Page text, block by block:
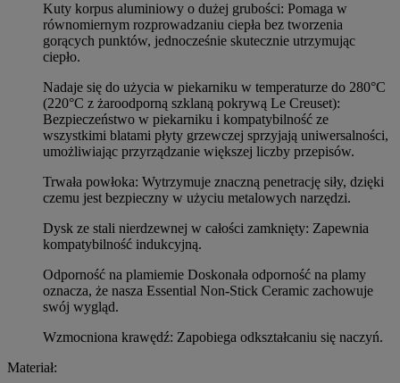
Kuty korpus aluminiowy o dużej grubości: Pomaga w
równomiernym rozprowadzaniu ciepła bez tworzenia
gorących punktów, jednocześnie skutecznie utrzymując
ciepło.
Nadaje się do użycia w piekarniku w temperaturze do 280°C
(220°C z żaroodporną szklaną pokrywą Le Creuset):
Bezpieczeństwo w piekarniku i kompatybilność ze
wszystkimi blatami płyty grzewczej sprzyjają uniwersalności,
umożliwiając przyrządzanie większej liczby przepisów.
Trwała powłoka: Wytrzymuje znaczną penetrację siły, dzięki
czemu jest bezpieczny w użyciu metalowych narzędzi.
Dysk ze stali nierdzewnej w całości zamknięty: Zapewnia
kompatybilność indukcyjną.
Odporność na plamiemie Doskonała odporność na plamy
oznacza, że nasza Essential Non-Stick Ceramic zachowuje
swój wygląd.
Wzmocniona krawędź: Zapobiega odkształcaniu się naczyń.
Materiał: